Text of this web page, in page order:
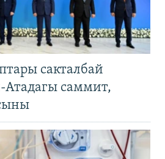
сакталбай
Атадагы саммит,